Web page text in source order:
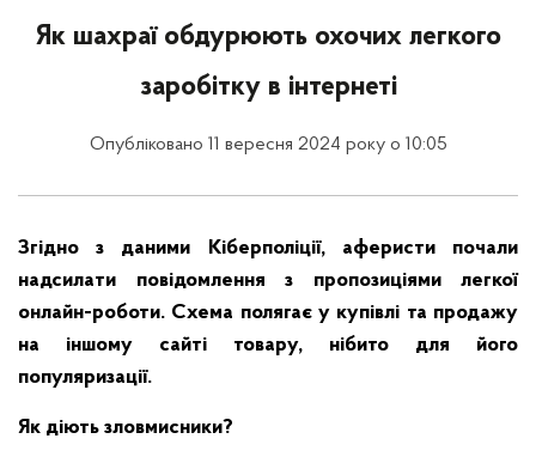
Як шахраї обдурюють охочих легкого
заробітку в інтернеті
Опубліковано 11 вересня 2024 року о 10:05
Згідно з даними Кіберполіції, аферисти почали
надсилати повідомлення з пропозиціями легкої
онлайн-роботи. Схема полягає у купівлі та продажу
на іншому сайті товару, нібито для його
популяризації.
Як діють зловмисники?